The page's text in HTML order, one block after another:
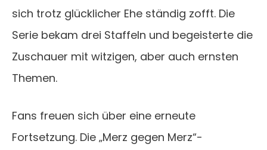
sich trotz glücklicher Ehe ständig zofft. Die
Serie bekam drei Staffeln und begeisterte die
Zuschauer mit witzigen, aber auch ernsten
Themen.
Fans freuen sich über eine erneute
Fortsetzung. Die „Merz gegen Merz“-